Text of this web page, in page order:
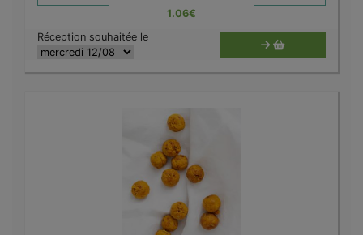
1.06€
Réception souhaitée le